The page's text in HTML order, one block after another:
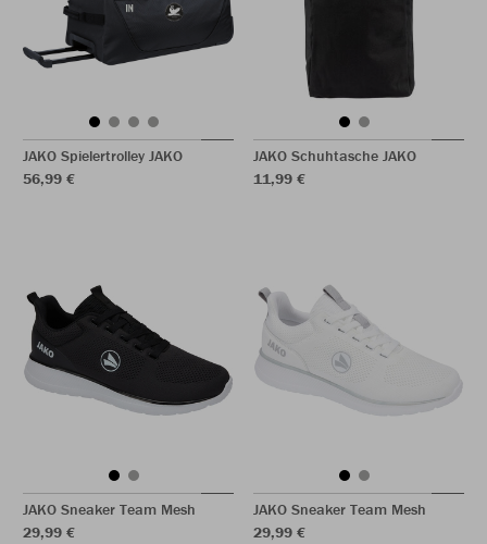
JAKO Spielertrolley JAKO
56,99 €
JAKO Schuhtasche JAKO
11,99 €
JAKO Sneaker Team Mesh
29,99 €
JAKO Sneaker Team Mesh
29,99 €